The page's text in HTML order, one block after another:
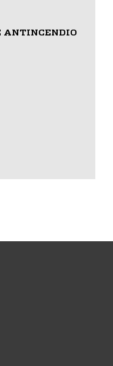
ANTINCENDIO